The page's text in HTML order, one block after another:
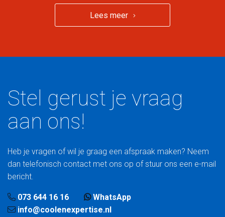
Lees meer
Stel gerust je vraag
aan ons!
Heb je vragen of wil je graag een afspraak maken? Neem
dan telefonisch contact met ons op of stuur ons een e-mail
bericht.
073 644 16 16
WhatsApp
info@coolenexpertise.nl